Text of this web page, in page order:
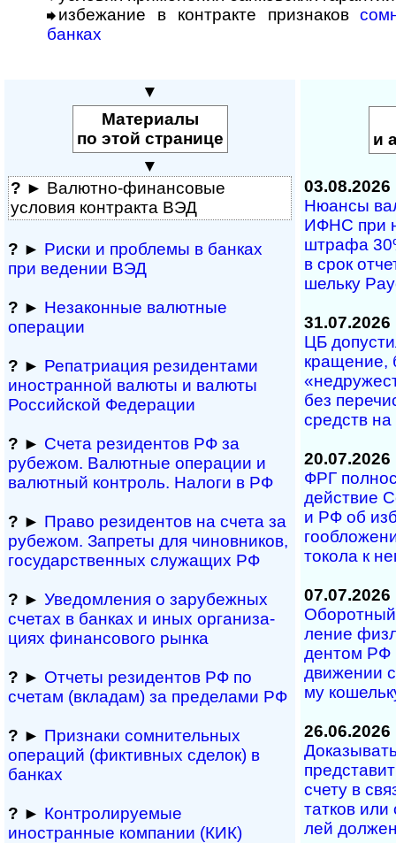
избежание в контракте признаков
банках
▼
Материалы
по этой странице
▼
? ► Валютно-финансовые
условия контракта ВЭД
? ► Риски и проблемы в банках
при ведении ВЭД
? ► Незаконные валютные
операции
? ► Репатриация ре­зи­ден­та­ми
иностранной ва­лю­ты и валюты
Рос­сий­ской Федерации
? ► Счета резидентов РФ за
рубежом. Валютные операции и
валютный контроль. Налоги в РФ
? ► Право резидентов на счета за
рубежом. Запреты для чиновников,
государственных служащих РФ
? ► Уведомления о зарубежных
сче­тах в банках и иных ор­га­ни­за­
ци­ях фи­нан­со­во­го рынка
? ► Отчеты резидентов РФ по
счетам (вкла­дам) за пре­де­лами РФ
? ► Признаки сомнитель­ных
операций (фиктивных сделок) в
банках
? ► Контролируемые
иностранные компании (КИК)
и
03.08.2026
Нюансы
ИФНС при
штра­фа
в срок
ше­ль­ку
31.07.2026
ЦБ
кра­ще­ние,
без
средств
20.07.2026
ФРГ
дей­ст­вие
и РФ об
то­ко­ла к
07.07.2026
ле­ние
ден­том РФ
дви­же­нии
му
26.06.2026
сче­ту в
тат­ков
лей